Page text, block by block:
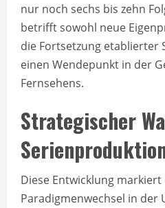
nur noch sechs bis zehn
betrifft sowohl neue
die Fortsetzung etablierter
einen Wendepunkt in der
Fernsehens.
Strategischer
Diese Entwicklung
Paradigmenwechsel in